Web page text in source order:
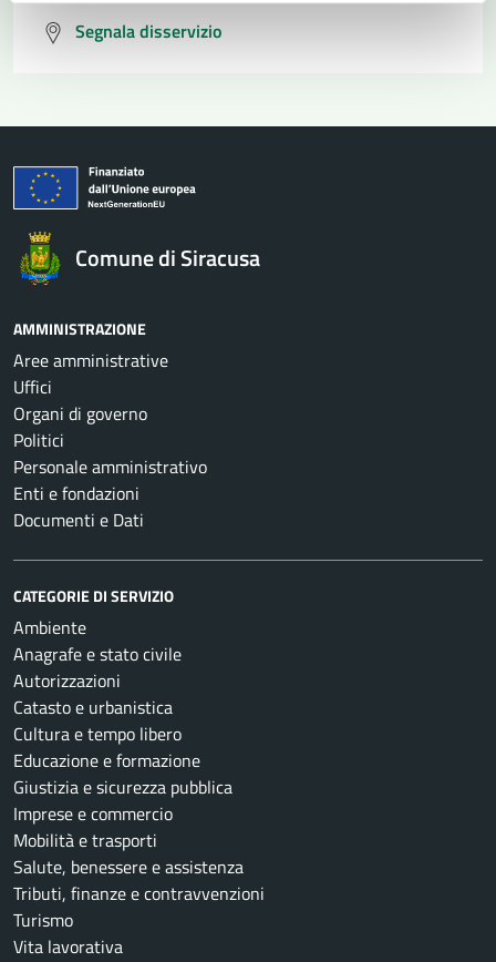
Segnala disservizio
Comune di Siracusa
AMMINISTRAZIONE
Aree amministrative
Uffici
Organi di governo
Politici
Personale amministrativo
Enti e fondazioni
Documenti e Dati
CATEGORIE DI SERVIZIO
Ambiente
Anagrafe e stato civile
Autorizzazioni
Catasto e urbanistica
Cultura e tempo libero
Educazione e formazione
Giustizia e sicurezza pubblica
Imprese e commercio
Mobilità e trasporti
Salute, benessere e assistenza
Tributi, finanze e contravvenzioni
Turismo
Vita lavorativa